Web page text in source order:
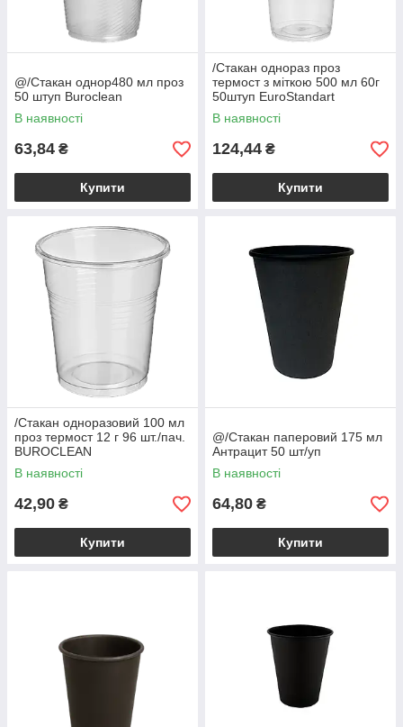
@/Стакан однор480 мл проз
50 штуп Buroclean
В наявності
63,84 ₴
Купити
/Стакан однораз проз
термост з міткою 500 мл 60г
50штуп EuroStandart
BUROCLEAN
В наявності
124,44 ₴
Купити
/Стакан одноразовий 100 мл
проз термост 12 г 96 шт./пач.
BUROCLEAN
В наявності
42,90 ₴
Купити
@/Стакан паперовий 175 мл
Антрацит 50 шт/уп
В наявності
64,80 ₴
Купити